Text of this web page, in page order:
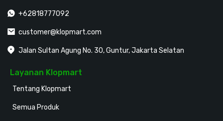
+62818777092
customer@klopmart.com
Jalan Sultan Agung No. 30, Guntur, Jakarta Selatan
Layanan Klopmart
Tentang Klopmart
Semua Produk